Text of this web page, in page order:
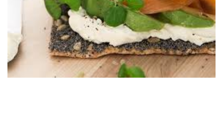
Θρεπτικά σνακ Συνταγές